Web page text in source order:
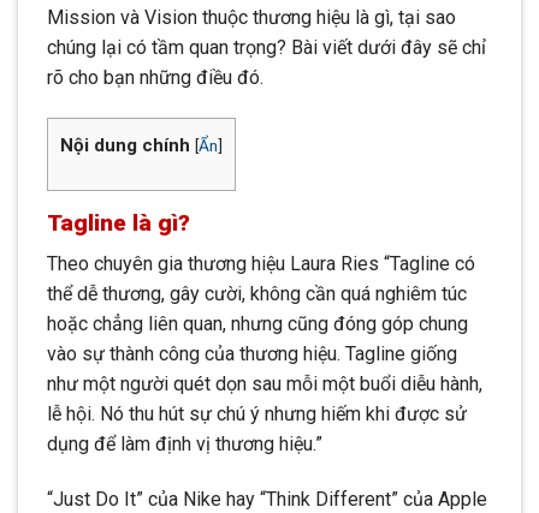
Mission và Vision thuộc thương hiệu là gì, tại sao
chúng lại có tầm quan trọng? Bài viết dưới đây sẽ chỉ
rõ cho bạn những điều đó.
Nội dung chính [Ẩn]
Tagline là gì?
Theo chuyên gia thương hiệu Laura Ries “Tagline có
thể dễ thương, gây cười, không cần quá nghiêm túc
hoặc chẳng liên quan, nhưng cũng đóng góp chung
vào sự thành công của thương hiệu. Tagline giống
như một người quét dọn sau mỗi một buổi diễu hành,
lễ hội. Nó thu hút sự chú ý nhưng hiếm khi được sử
dụng để làm định vị thương hiệu.”
“Just Do It” của Nike hay “Think Different” của Apple